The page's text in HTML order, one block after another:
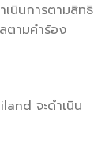
นินการตามสิทธิ
ตามคำร้อง
จะดำเนิน